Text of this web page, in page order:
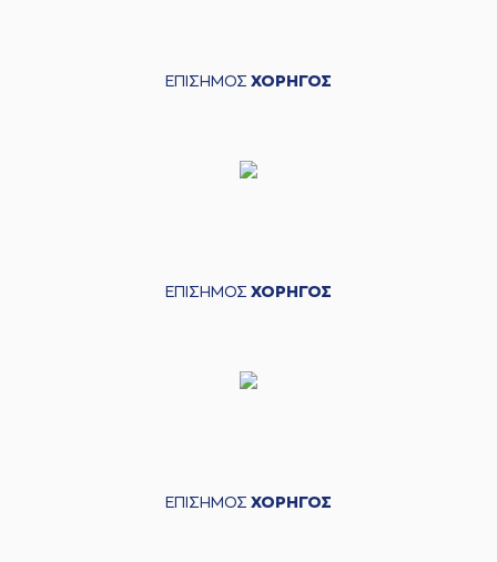
ΕΠΙΣΗΜΟΣ ΧΟΡΗΓΟΣ
ΕΠΙΣΗΜΟΣ ΧΟΡΗΓΟΣ
ΕΠΙΣΗΜΟΣ ΧΟΡΗΓΟΣ